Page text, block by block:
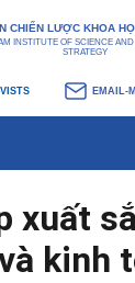
CHIẾN LƯỢC KHOA
INSTITUTE OF SCIENCE
STRATEGY
EMAIL-
xuất
kinh